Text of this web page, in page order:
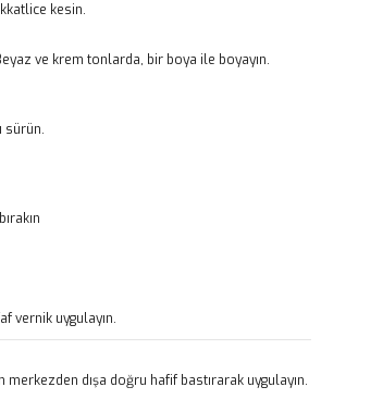
kesin.
ve krem tonlarda, bir boya ile boyayın.
sürün.
vernik uygulayın.
merkezden dışa doğru hafif bastırarak uygulayın.